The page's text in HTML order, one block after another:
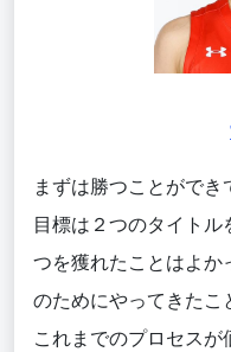
まずは勝つことがで
目標は２つのタイト
つを獲れたことはよか
のためにやってきたこ
これまでのプロセス